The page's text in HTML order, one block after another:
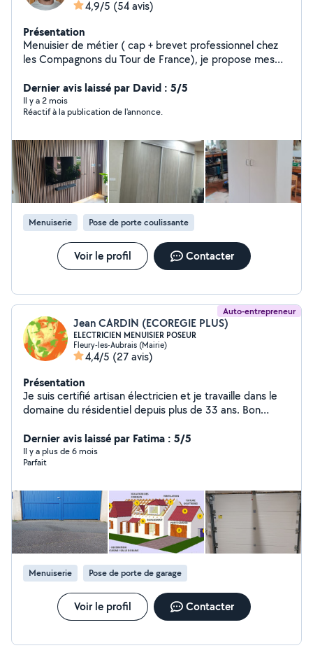
4,9/5 (54 avis)
Présentation
Menuisier de métier ( cap + brevet professionnel chez
les Compagnons du Tour de France), je propose mes
meubles, fabrication, manutention, bricolage et diverses
autres missions. Je suis équipé d'une visseuse et d'une
caisse à outils ainsi que divers outils portatifs.
Dernier avis laissé par David : 5/5
Il y a 2 mois
Réactif à la publication de l'annonce.
Menuiserie Pose de porte coulissante
Voir le profil Contacter
Auto-entrepreneur
Jean CARDIN (ECOREGIE PLUS)
ELECTRICIEN MENUISIER POSEUR
Fleury-les-Aubrais (Mairie)
4,4/5 (27 avis)
Présentation
Je suis certifié artisan électricien et je travaille dans le
domaine du résidentiel depuis plus de 33 ans. Bon
menuiseries intérieures et extérieures et rénove les
cuisines et salles de bain comme "homme toutes
mains". J'installe également la gestion à distance par
habitat (Economie de Chauffage, fermetures
automatisées, surveillance visuelle et protection anti-
intrusion).
Dernier avis laissé par Fatima : 5/5
Il y a plus de 6 mois
Parfait
Menuiserie Pose de porte de garage
Voir le profil Contacter